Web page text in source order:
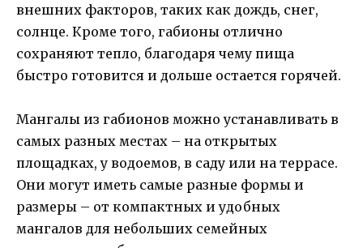
внешних факторов, таких как дождь, снег,
солнце. Кроме того, габионы отлично
сохраняют тепло, благодаря чему пища
быстро готовится и дольше остается горячей.
Мангалы из габионов можно устанавливать в
самых разных местах – на открытых
площадках, у водоемов, в саду или на террасе.
Они могут иметь самые разные формы и
размеры – от компактных и удобных
мангалов для небольших семейных